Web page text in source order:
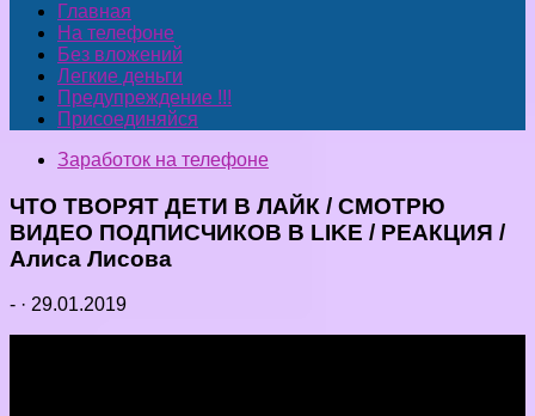
Главная
На телефоне
Без вложений
Легкие деньги
Предупреждение !!!
Присоединяйся
Заработок на телефоне
ЧТО ТВОРЯТ ДЕТИ В ЛАЙК / СМОТРЮ
ВИДЕО ПОДПИСЧИКОВ В LIKE / РЕАКЦИЯ /
Алиса Лисова
- · 29.01.2019